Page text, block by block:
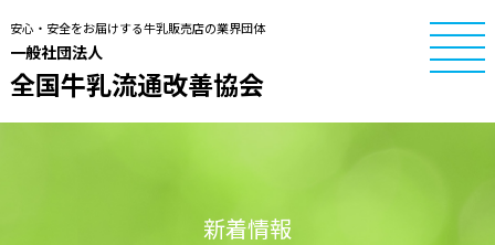
安心・安全をお届けする牛乳販売店の業界団体
一般社団法人
全国牛乳流通改善協会
新着情報